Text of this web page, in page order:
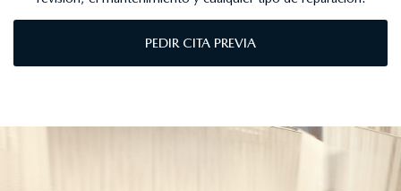
PEDIR CITA PREVIA